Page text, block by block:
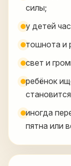
силы;
у детей
тошнота и
свет и
ребёнок
иногда
пятна или